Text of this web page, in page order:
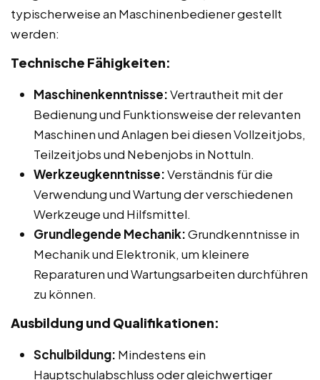
typischerweise an Maschinenbediener gestellt
werden:
Technische Fähigkeiten:
Maschinenkenntnisse:Vertrautheit mit der
Bedienung und Funktionsweise der relevanten
Maschinen und Anlagen bei diesen Vollzeitjobs,
Teilzeitjobs und Nebenjobs in Nottuln.
Werkzeugkenntnisse:Verständnis für die
Verwendung und Wartung der verschiedenen
Werkzeuge und Hilfsmittel.
Grundlegende Mechanik:Grundkenntnisse in
Mechanik und Elektronik, um kleinere
Reparaturen und Wartungsarbeiten durchführen
zu können.
Ausbildung und Qualifikationen:
Schulbildung: Mindestens ein
Hauptschulabschluss oder gleichwertiger